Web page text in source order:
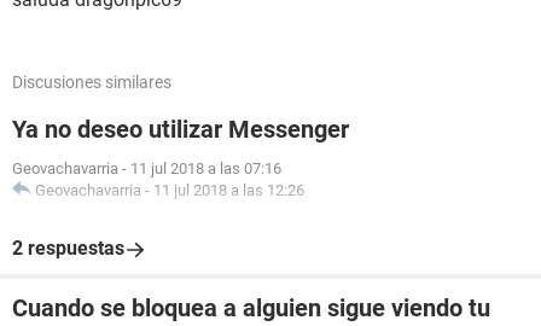
Discusiones similares
Ya no deseo utilizar Messenger
Geovachavarria - 11 jul 2018 a las 07:16
Geovachavarria - 11 jul 2018 a las 12:26
2 respuestas
Cuando se bloquea a alguien sigue viendo tu